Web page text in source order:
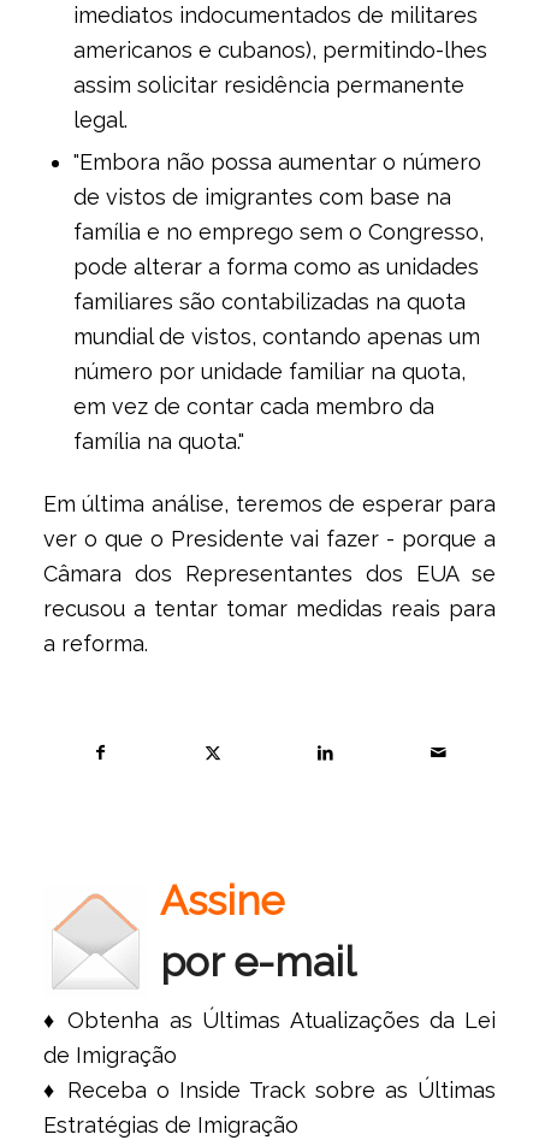
imediatos indocumentados de militares
americanos e cubanos), permitindo-lhes
assim solicitar residência permanente
legal.
"Embora não possa aumentar o número
de vistos de imigrantes com base na
família e no emprego sem o Congresso,
pode alterar a forma como as unidades
familiares são contabilizadas na quota
mundial de vistos, contando apenas um
número por unidade familiar na quota,
em vez de contar cada membro da
família na quota."
Em última análise, teremos de esperar para
ver o que o Presidente vai fazer - porque a
Câmara dos Representantes dos EUA se
recusou a tentar tomar medidas reais para
a reforma.
Assine
por e-mail
♦ Obtenha as Últimas Atualizações da Lei
de Imigração
♦ Receba o Inside Track sobre as Últimas
Estratégias de Imigração